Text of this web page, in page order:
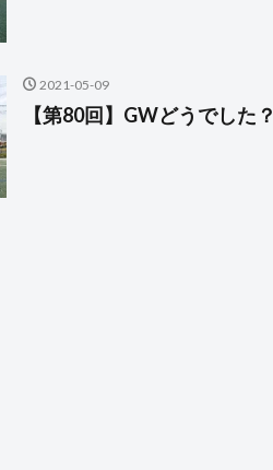
2021-05-09
【第80回】GWどうでした？